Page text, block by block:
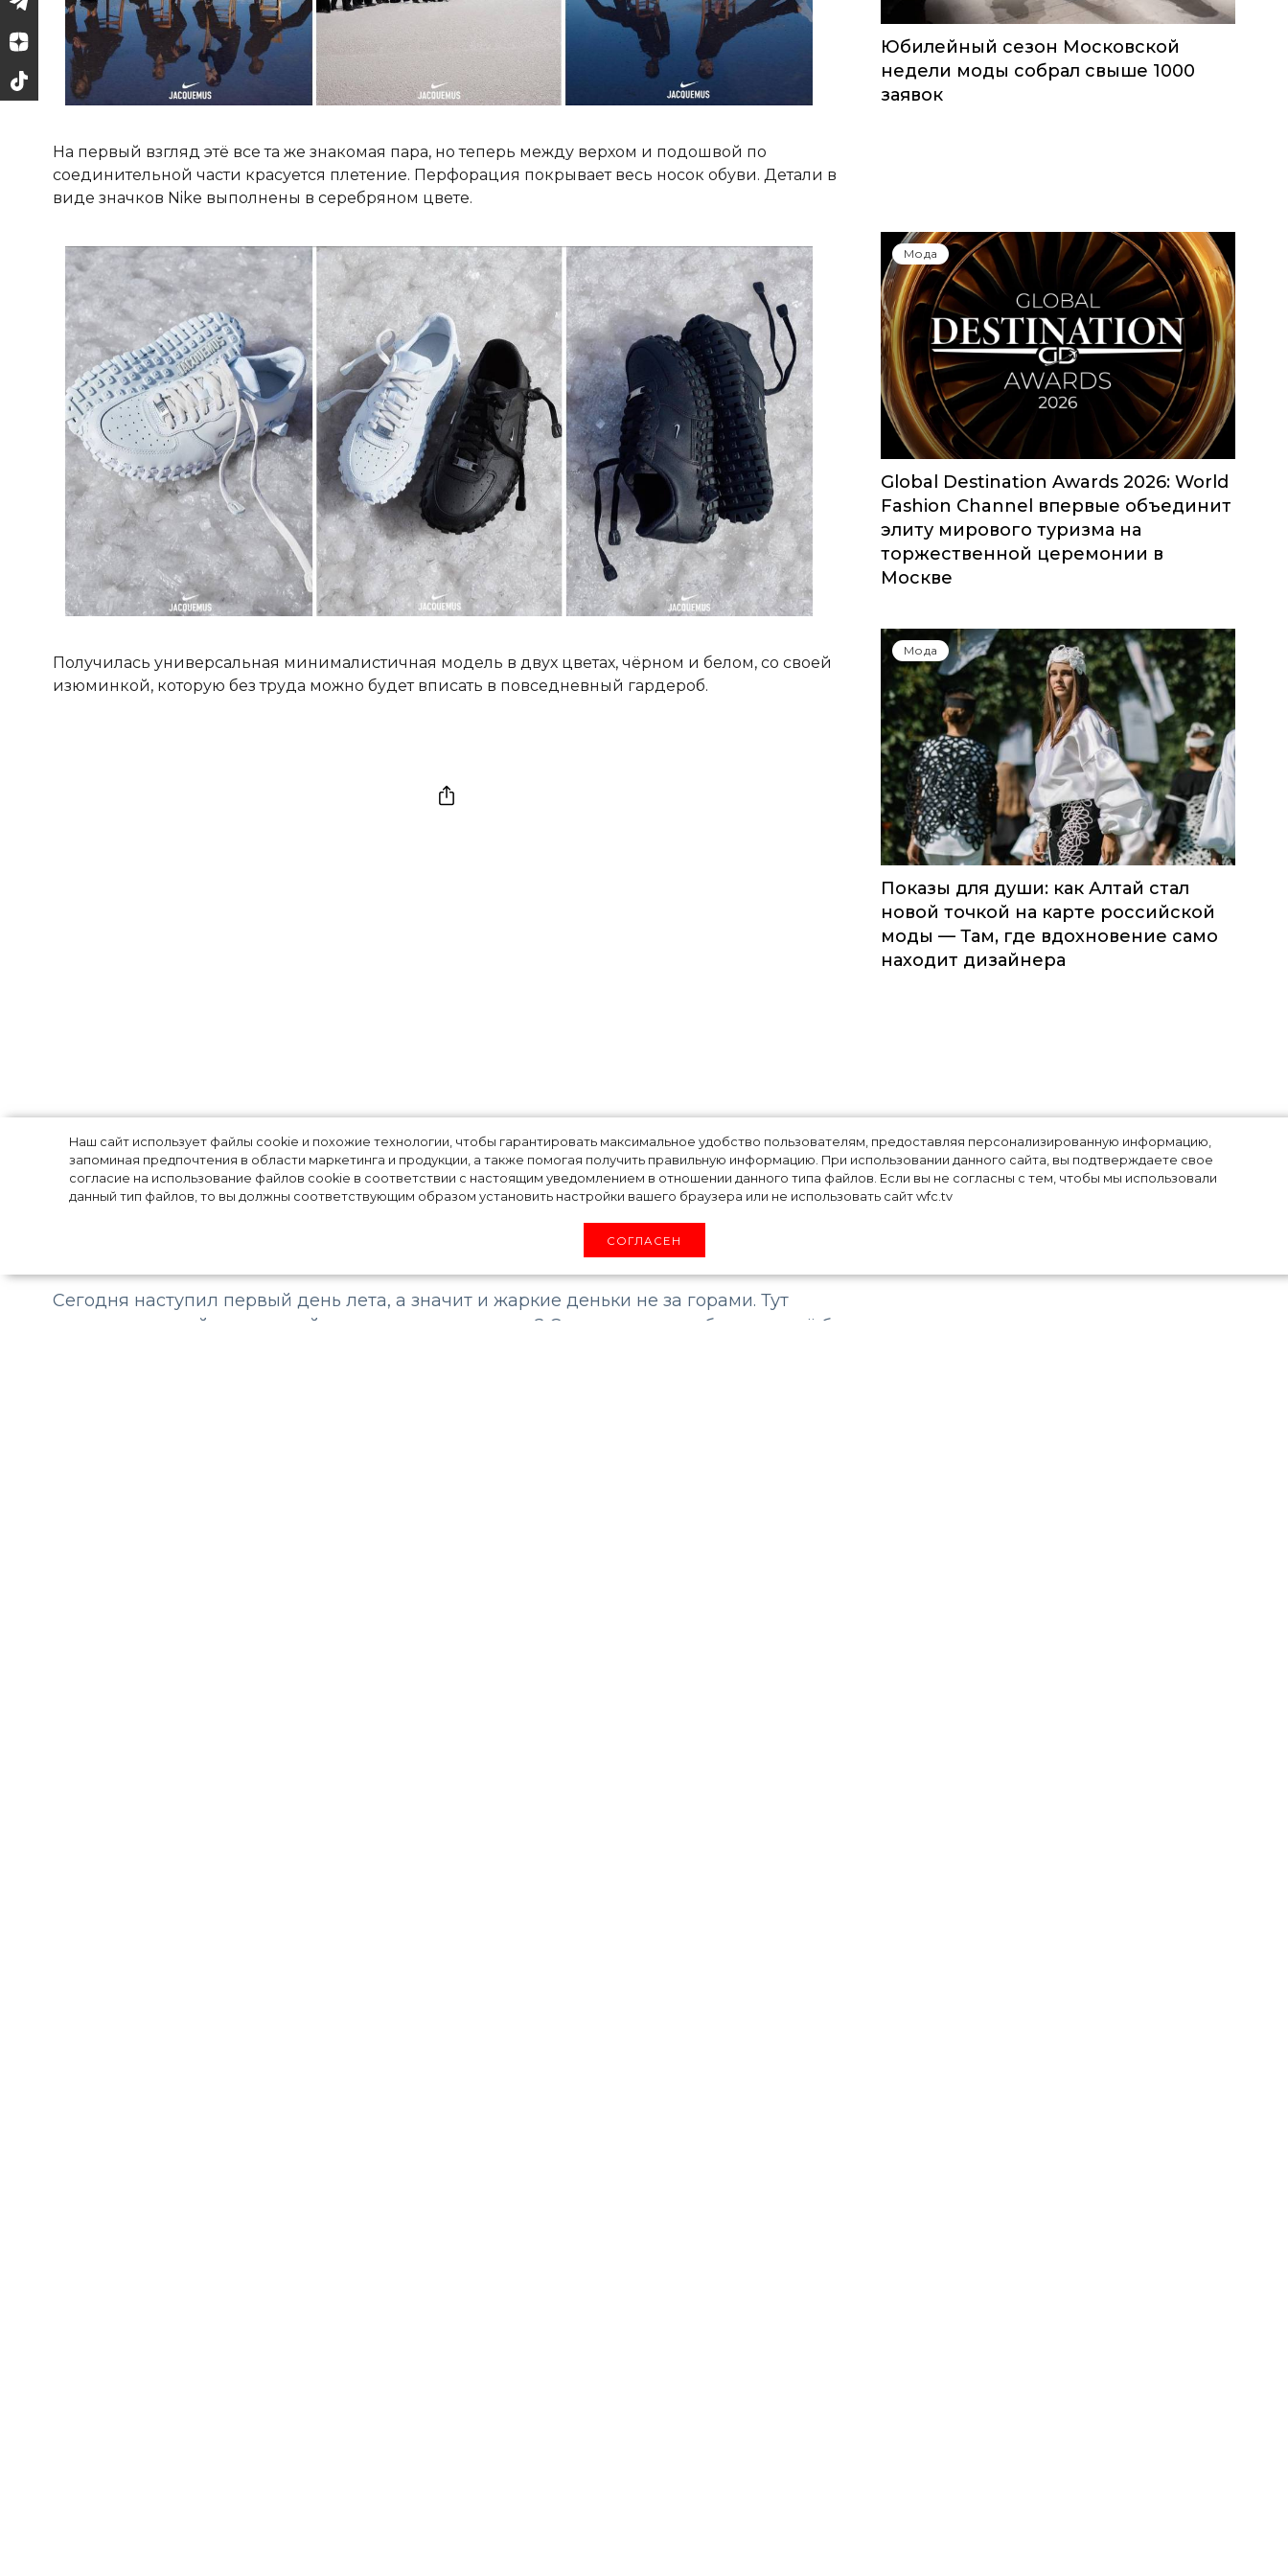
Наш сайт использует файлы cookie и похожие технологии, чтобы гарантировать максимальное удобство пользователям, предоставляя персонализированную информацию,
запоминая предпочтения в области маркетинга и продукции, а также помогая получить правильную информацию. При использовании данного сайта, вы подтверждаете свое
согласие на использование файлов cookie в соответствии с настоящим уведомлением в отношении данного типа файлов. Если вы не согласны с тем, чтобы мы использовали
данный тип файлов, то вы должны соответствующим образом установить настройки вашего браузера или не использовать сайт wfc.tv
СОГЛАСЕН
На первый взгляд этё все та же знакомая пара, но теперь между верхом и подошвой по
соединительной части красуется плетение. Перфорация покрывает весь носок обуви. Детали в
виде значков Nike выполнены в серебряном цвете.
Получилась универсальная минималистичная модель в двух цветах, чёрном и белом, со своей
изюминкой, которую без труда можно будет вписать в повседневный гардероб.
Юбилейный сезон Московской
недели моды собрал свыше 1000
заявок
Мода
Global Destination Awards 2026: World
Fashion Channel впервые объединит
элиту мирового туризма на
торжественной церемонии в
Москве
Мода
Показы для души: как Алтай стал
новой точкой на карте российской
моды — Там, где вдохновение само
находит дизайнера
Что носить летом 2023? Базовая
капсула для города
Сегодня наступил первый день лета, а значит и жаркие деньки не за горами. Тут
назревает самый актуальный вопрос – что же надеть? С загородными образами всё более